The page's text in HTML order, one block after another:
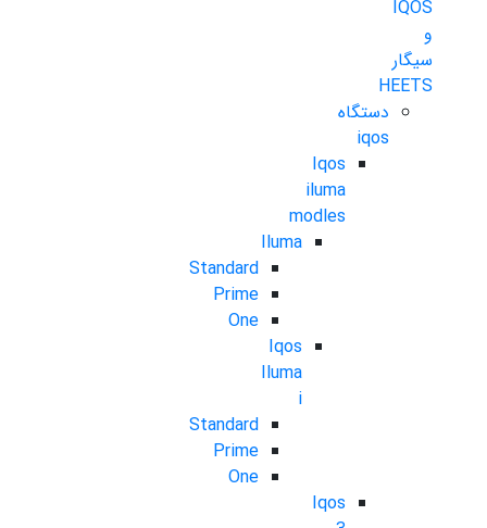
IQOS
و
سیگار
HEETS
دستگاه
iqos
Iqos
iluma
modles
Iluma
Standard
Prime
One
Iqos
Iluma
i
Standard
Prime
One
Iqos